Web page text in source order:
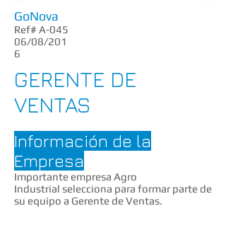
GoNova
Ref# A-045
06/08/201
6
GERENTE DE
VENTAS
Información de la
Empresa
Importante empresa Agro
Industrial selecciona para formar parte de
su equipo a Gerente de Ventas.